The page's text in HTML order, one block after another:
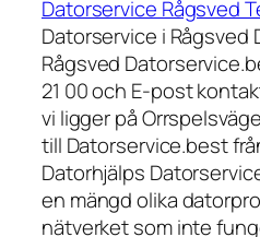
Datorservice Rågsved
Datorservice i Rågsved
Rågsved
21 00 och E-post
vi ligger på
till Datorservice.best
Datorhjälps
en mängd olika
nätverket som inte